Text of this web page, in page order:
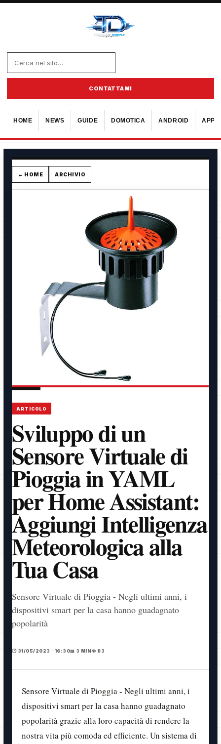
CONTATTAMI
HOME NEWS GUIDE DOMOTICA ANDROID
← HOME ARCHIVIO
ARTICOLO
Sviluppo di un
Sensore Virtuale di
Pioggia in YAML
per Home Assistant:
Aggiungi Intelligenza
Meteorologica alla
Tua Casa
Sensore Virtuale di Pioggia - Negli ultimi anni, i
dispositivi smart per la casa hanno guadagnato
popolarità
🕒 31/05/2023 · 16:30📖 3 MIN👁️ 83
Sensore Virtuale di Pioggia - Negli ultimi anni, i
dispositivi smart per la casa hanno guadagnato
popolarità grazie alla loro capacità di rendere la
nostra vita più comoda ed efficiente. Un sistema di